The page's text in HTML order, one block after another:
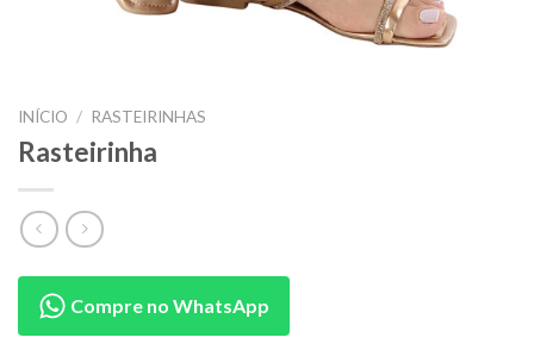
INÍCIO / RASTEIRINHAS
Rasteirinha
Compre no WhatsApp